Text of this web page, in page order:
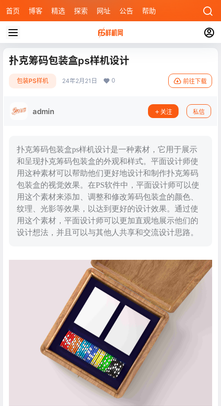
首页 博客 精选 探索 网址 公告 帮助
扑克筹码包装盒ps样机设计
包装PS样机 24年2月21日 0 前往下载
admin 关注 私信
扑克筹码包装盒ps样机设计是一种素材，它用于展示
和呈现扑克筹码包装盒的外观和样式。平面设计师使
用这种素材可以帮助他们更好地设计和制作扑克筹码
包装盒的视觉效果。在PS软件中，平面设计师可以使
用这个素材来添加、调整和修改筹码包装盒的颜色、
纹理、光影等效果，以达到更好的设计效果。通过使
用这个素材，平面设计师可以更加直观地展示他们的
设计想法，并且可以与其他人共享和交流设计思路。